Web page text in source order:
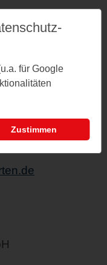
für Google
Zustimmen